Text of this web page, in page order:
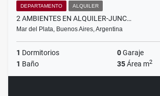
DEPARTAMENTO ALQUILER
2 AMBIENTES EN ALQUILER-JUNC…
Mar del Plata, Buenos Aires, Argentina
1 Dormitorios 0Garaje
1 Baño 35Área m2